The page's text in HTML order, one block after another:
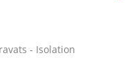
- Isolation